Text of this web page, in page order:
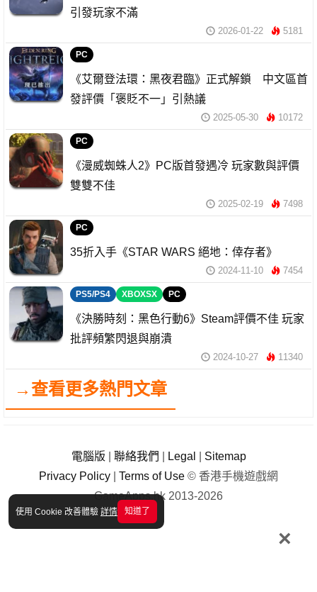
使用 Cookie 改善體驗 詳情 知道了
×
引發玩家不滿
2026-01-22 5181
PC
《艾爾登法環：黑夜君臨》正式解鎖 中文區首
發評價「褒貶不一」引熱議
2025-05-30 10172
PC
《漫威蜘蛛人2》PC版首發遇冷 玩家數與評價
雙雙不佳
2025-02-19 7498
PC
35折入手《STAR WARS 絕地：倖存者》
2024-11-10 7454
PS5/PS4 XBOXSX PC
《決勝時刻：黑色行動6》Steam評價不佳 玩家
批評頻繁閃退與崩潰
2024-10-27 11340
→查看更多熱門文章
電腦版 聯絡我們 Legal
Sitemap
Privacy Policy
Terms of Use © 香港手機遊戲網
GameApps.hk 2013-2026